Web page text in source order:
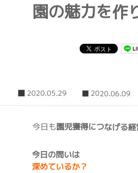
園の魅力を作
2020.05.29 2020.06.09
今日も園児獲得につなげる
今日の問いは
深めているか？